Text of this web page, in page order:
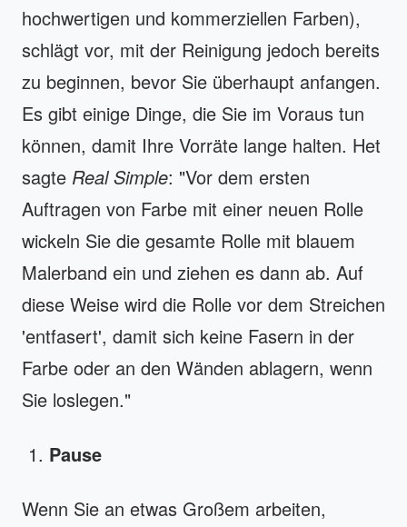
hochwertigen und kommerziellen Farben),
schlägt vor, mit der Reinigung jedoch bereits
zu beginnen, bevor Sie überhaupt anfangen.
Es gibt einige Dinge, die Sie im Voraus tun
können, damit Ihre Vorräte lange halten. Het
sagte Real Simple: "Vor dem ersten
Auftragen von Farbe mit einer neuen Rolle
wickeln Sie die gesamte Rolle mit blauem
Malerband ein und ziehen es dann ab. Auf
diese Weise wird die Rolle vor dem Streichen
'entfasert', damit sich keine Fasern in der
Farbe oder an den Wänden ablagern, wenn
Sie loslegen."
Pause
Wenn Sie an etwas Großem arbeiten,